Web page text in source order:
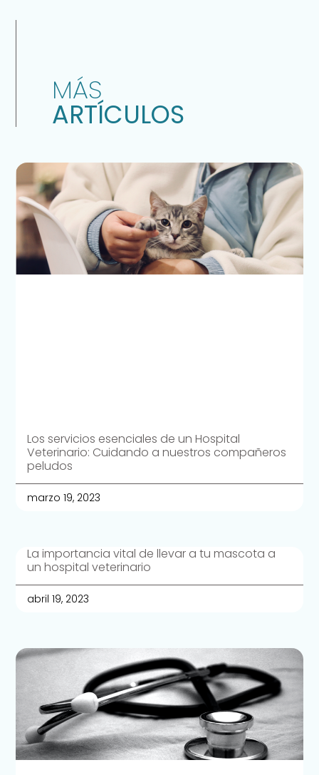
MÁS
ARTÍCULOS
Los servicios esenciales de un Hospital
Veterinario: Cuidando a nuestros compañeros
peludos
marzo 19, 2023
La importancia vital de llevar a tu mascota a
un hospital veterinario
abril 19, 2023